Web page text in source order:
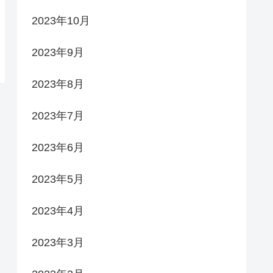
2023年10月
2023年9月
2023年8月
2023年7月
2023年6月
2023年5月
2023年4月
2023年3月